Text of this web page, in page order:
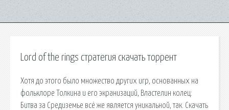
Lord of the rings стратегия скачать торрент
Хотя до этого было множество других игр, основанных на
фольклоре Толкина и его экранизаций, Властелин колец:
Битва за Средиземье всё же является уникальной, так. Скачать